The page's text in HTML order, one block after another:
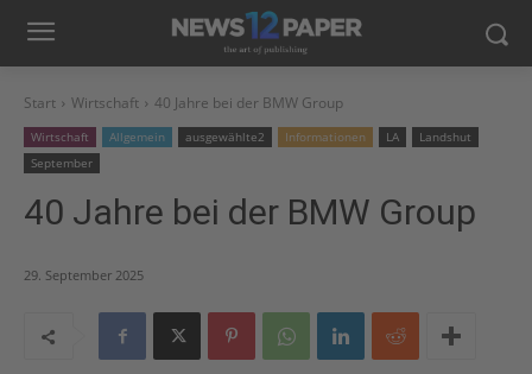
Start Wirtschaft 40 Jahre bei der BMW Group
Wirtschaft Allgemein ausgewählte2 Informationen LA
Landshut
September
40 Jahre bei der BMW Group
29. September 2025